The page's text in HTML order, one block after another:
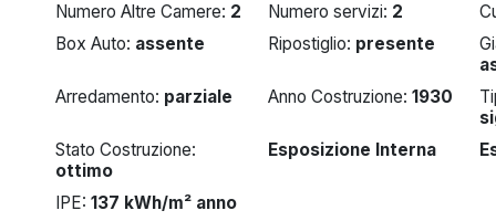
Numero Altre Camere: 2 Numero servizi: 2
Box Auto: assente Ripostiglio: presente
Arredamento: parziale Anno Costruzione: 1930
Stato Costruzione:
ottimo
Esposizione Interna
IPE: 137 kWh/m² anno